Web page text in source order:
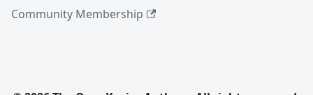
Community Membership